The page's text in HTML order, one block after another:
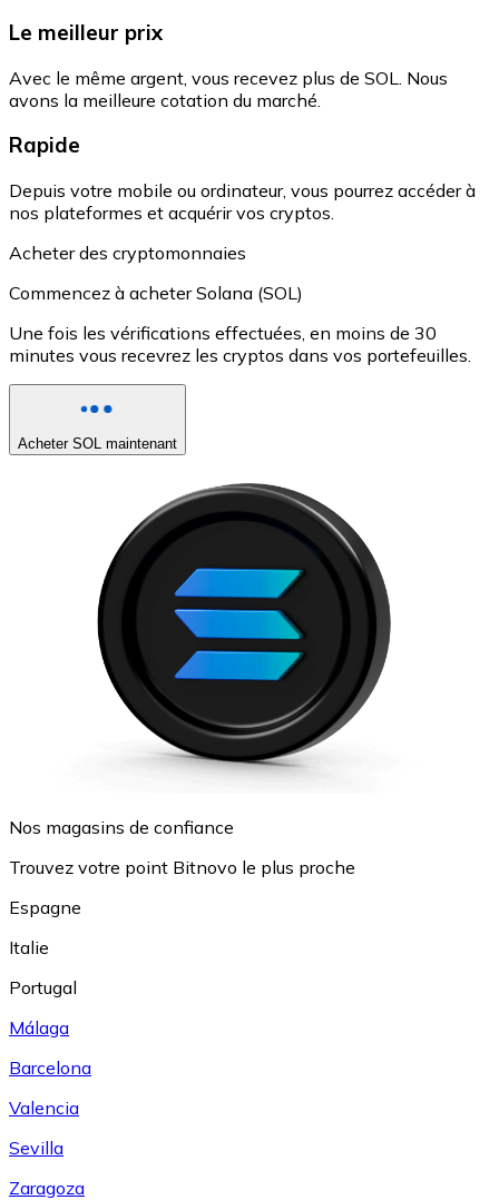
Le meilleur prix
Avec le même argent, vous recevez plus de SOL. Nous
avons la meilleure cotation du marché.
Rapide
Depuis votre mobile ou ordinateur, vous pourrez accéder à
nos plateformes et acquérir vos cryptos.
Acheter des cryptomonnaies
Commencez à acheter Solana (SOL)
Une fois les vérifications effectuées, en moins de 30
minutes vous recevrez les cryptos dans vos portefeuilles.
Acheter SOL maintenant
Nos magasins de confiance
Trouvez votre point Bitnovo le plus proche
Espagne
Italie
Portugal
Málaga
Barcelona
Valencia
Sevilla
Zaragoza